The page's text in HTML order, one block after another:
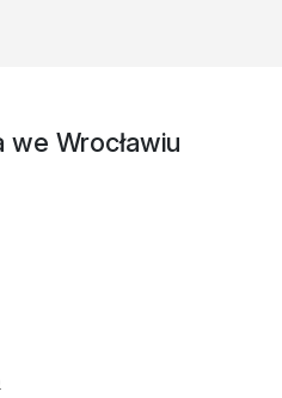
we Wrocławiu